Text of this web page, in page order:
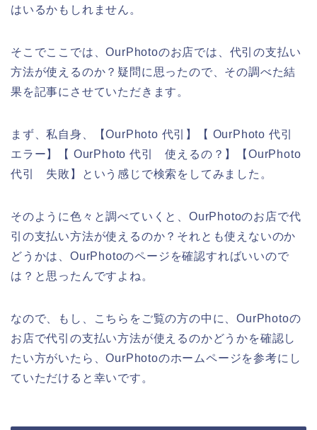
はいるかもしれません。
そこでここでは、OurPhotoのお店では、代引の支払い
方法が使えるのか？疑問に思ったので、その調べた結
果を記事にさせていただきます。
まず、私自身、【OurPhoto 代引】【 OurPhoto 代引
エラー】【 OurPhoto 代引 使えるの？】【OurPhoto
代引 失敗】という感じで検索をしてみました。
そのように色々と調べていくと、OurPhotoのお店で代
引の支払い方法が使えるのか？それとも使えないのか
どうかは、OurPhotoのページを確認すればいいので
は？と思ったんですよね。
なので、もし、こちらをご覧の方の中に、OurPhotoの
お店で代引の支払い方法が使えるのかどうかを確認し
たい方がいたら、OurPhotoのホームページを参考にし
ていただけると幸いです。